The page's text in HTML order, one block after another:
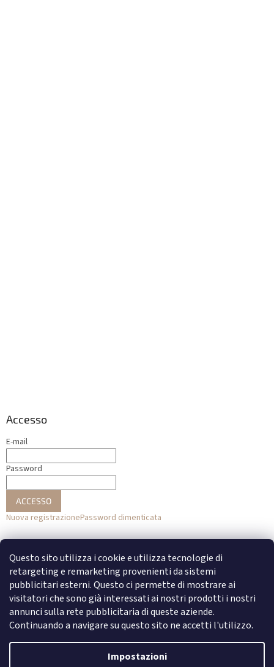
Questo sito utilizza i cookie e utilizza tecnologie di
retargeting e remarketing provenienti da sistemi
pubblicitari esterni. Questo ci permette di mostrare ai
visitatori che sono già interessati ai nostri prodotti i nostri
annunci sulla rete pubblicitaria di queste aziende.
Continuando a navigare su questo sito ne accetti l'utilizzo.
Impostazioni
Accesso
E-mail
Password
ACCESSO
Nuova registrazionePassword dimenticata
o
Accesso con Facebook
Accesso con Google